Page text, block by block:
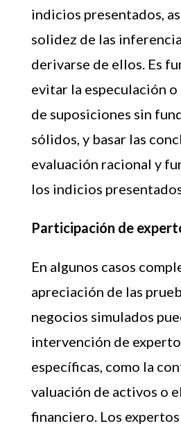
indicios presentados,
solidez de las
derivarse de ellos. Es
evitar la especulación
de suposiciones sin
sólidos, y basar las
evaluación racional y
los indicios
Participación de
En algunos casos
apreciación de las
negocios simulados
intervención de
específicas, como la
valuación de activos o
financiero. Los